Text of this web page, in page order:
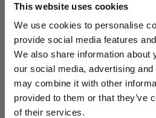
This website uses cookies
We use cookies to personalise
provide social media features
We also share information about
our social media, advertising
may combine it with other
provided to them or that they’ve
of their services.